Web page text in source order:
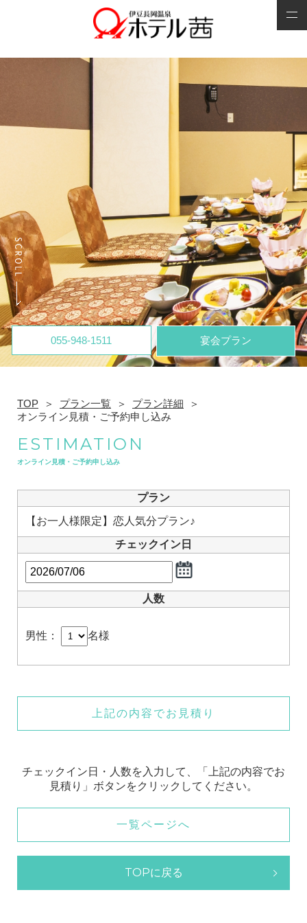
055-948-1511 宴会プラン
TOP プラン一覧
プラン詳細
オンライン見積・ご予約申し込み
ESTIMATION
オンライン見積・ご予約申し込み
プラン
【お一人様限定】恋人気分プラン♪
チェックイン日
人数
男性： 名様
上記の内容でお見積り
チェックイン日・人数を入力して、「上記の内容でお
見積り」ボタンをクリックしてください。
一覧ページへ
TOPに戻る